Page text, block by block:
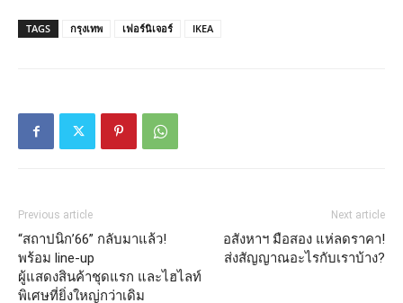
TAGS กรุงเทพ เฟอร์นิเจอร์ IKEA
Previous article
“สถาปนิก’66” กลับมาแล้ว!
พร้อม line-up
ผู้แสดงสินค้าชุดแรก และไฮไลท์
พิเศษที่ยิ่งใหญ่กว่าเดิม
Next article
อสังหาฯ มือสอง แห่ลดราคา!
ส่งสัญญาณอะไรกับเราบ้าง?